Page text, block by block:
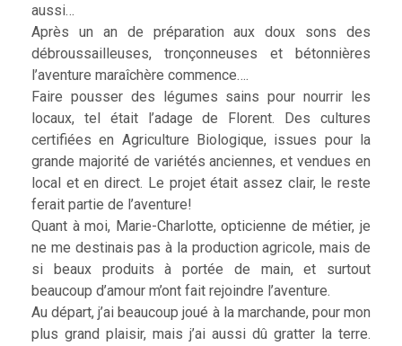
aussi…
Après un an de préparation aux doux sons des
débroussailleuses, tronçonneuses et bétonnières
l’aventure maraîchère commence….
Faire pousser des légumes sains pour nourrir les
locaux, tel était l’adage de Florent. Des cultures
certifiées en Agriculture Biologique, issues pour la
grande majorité de variétés anciennes, et vendues en
local et en direct. Le projet était assez clair, le reste
ferait partie de l’aventure!
Quant à moi, Marie-Charlotte, opticienne de métier, je
ne me destinais pas à la production agricole, mais de
si beaux produits à portée de main, et surtout
beaucoup d’amour m’ont fait rejoindre l’aventure.
Au départ, j’ai beaucoup joué à la marchande, pour mon
plus grand plaisir, mais j’ai aussi dû gratter la terre.